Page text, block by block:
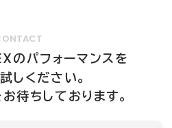
のパフォーマンスを
しください。
待ちしております。